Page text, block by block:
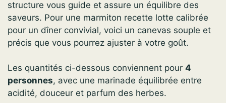
structure vous guide et assure un équilibre des
saveurs. Pour une marmiton recette lotte calibrée
pour un dîner convivial, voici un canevas souple et
précis que vous pourrez ajuster à votre goût.
Les quantités ci-dessous conviennent pour 4
personnes, avec une marinade équilibrée entre
acidité, douceur et parfum des herbes.